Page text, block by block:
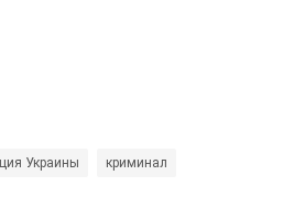
Украины криминал